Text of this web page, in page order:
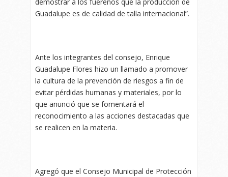
Guadalupe es de calidad de talla internacional”.
Ante los integrantes del consejo, Enrique
Guadalupe Flores hizo un llamado a promover
la cultura de la prevención de riesgos a fin de
evitar pérdidas humanas y materiales, por lo
que anunció que se fomentará el
reconocimiento a las acciones destacadas que
se realicen en la materia.
Agregó que el Consejo Municipal de Protección